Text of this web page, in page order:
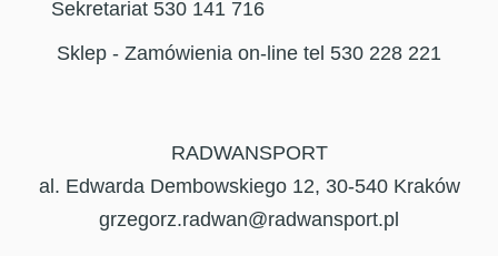
Sekretariat 530 141 716
Sklep - Zamówienia on-line tel 530 228 221
RADWANSPORT
al. Edwarda Dembowskiego 12, 30-540 Kraków
grzegorz.radwan@radwansport.pl